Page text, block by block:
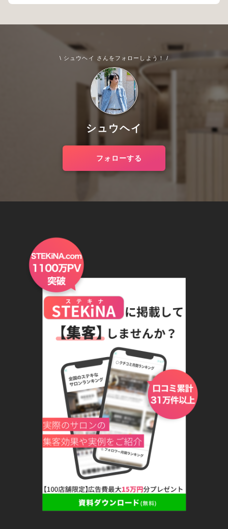
\ シュウヘイ さんをフォローしよう！ /
シュウヘイ
フォローする